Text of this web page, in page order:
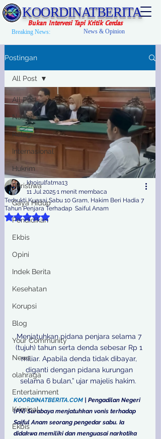
KOORDINATBERITA
Bukan Intervesi Tapi Kritik Cerdas
Breaking News: News & Opinion
Postingan
All Post
Nasional
Relegi
Internasional
Hukrim
Peristiwa
Gaya Hidup
Pendidikan
Ekbis
Opini
Indek Berita
Kesehatan
Korupsi
Blog
Your Community
News
olahraga
Entertainment
Kriminal
Ekbis
All Post
Terbukti Kuasai Sabu 10 Gram, Hakim Beri Hadia 7
Tahun Penjara Terhadap Saiful Anam
khoirulfatma13
11 Jul 2025 1 menit membaca
Dinilai NaN dari 5 bintang.
Menjatuhkan pidana penjara selama 7
(tujuh) tahun serta denda sebesar Rp 1
miliar. Apabila denda tidak dibayar,
diganti dengan pidana kurungan
selama 6 bulan,” ujar majelis hakim.
KOORDINATBERITA.COM | Pengadilan Negeri
(PN) Surabaya menjatuhkan vonis terhadap
Saiful Anam seorang pengedar sabu. Ia
didakwa memiliki dan menguasai narkotika